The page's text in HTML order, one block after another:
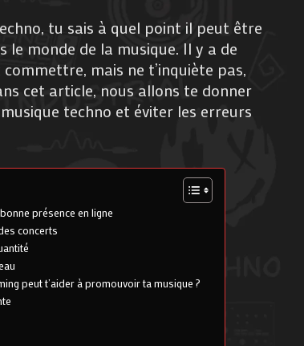
tu sais à quel point il peut être
monde de la musique. Il y a de
mais ne t’inquiète pas,
cet article, nous allons te donner
techno et éviter les erreurs
présence en ligne
concerts
peut t’aider à promouvoir ta musique ?